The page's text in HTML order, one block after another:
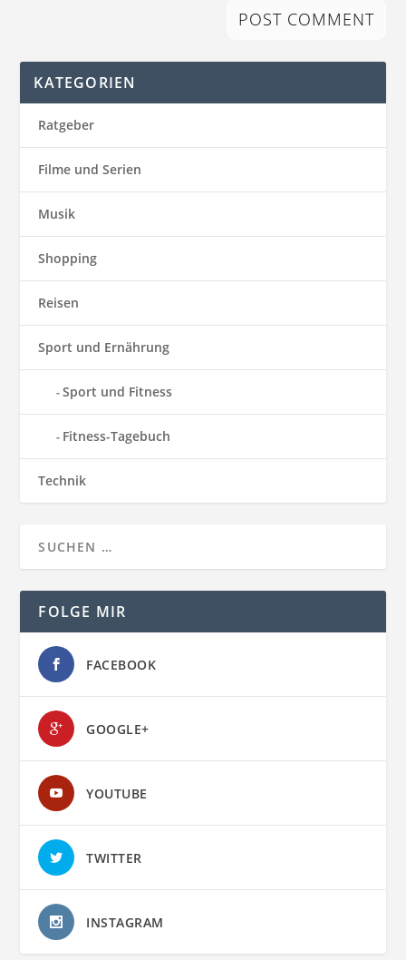
KATEGORIEN
Ratgeber
Filme und Serien
Musik
Shopping
Reisen
Sport und Ernährung
Sport und Fitness
Fitness-Tagebuch
Technik
FOLGE MIR
FACEBOOK
GOOGLE+
YOUTUBE
TWITTER
INSTAGRAM